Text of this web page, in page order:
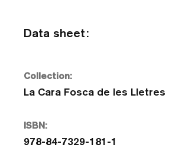
Data sheet:
Collection:
La Cara Fosca de les Lletres
ISBN:
978-84-7329-181-1